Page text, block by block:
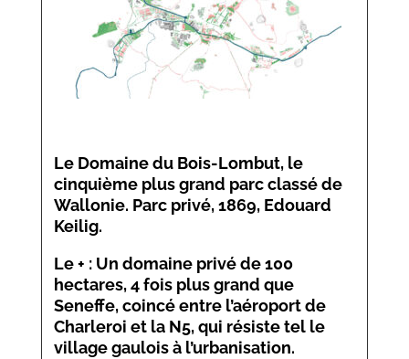
Le Domaine du Bois-Lombut, le
cinquième plus grand parc classé de
Wallonie. Parc privé, 1869, Edouard
Keilig.
Le + : Un domaine privé de 100
hectares, 4 fois plus grand que
Seneffe, coincé entre l’aéroport de
Charleroi et la N5, qui résiste tel le
village gaulois à l’urbanisation.